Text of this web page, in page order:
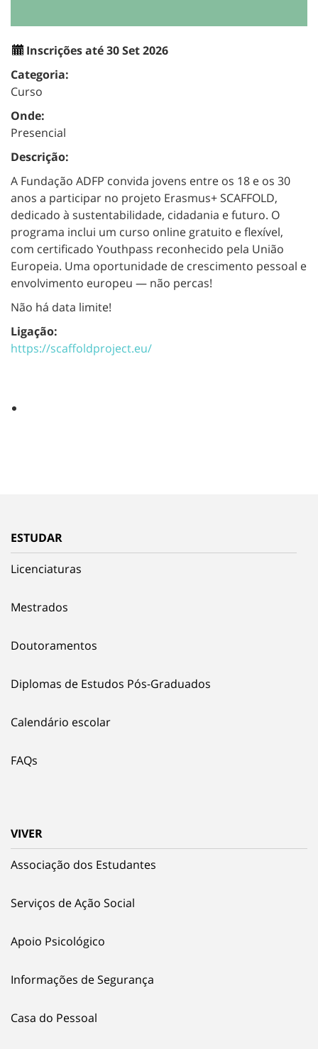
Inscrições até 30 Set 2026
Categoria:
Curso
Onde:
Presencial
Descrição:
A Fundação ADFP convida jovens entre os 18 e os 30
anos a participar no projeto Erasmus+ SCAFFOLD,
dedicado à sustentabilidade, cidadania e futuro. O
programa inclui um curso online gratuito e flexível,
com certificado Youthpass reconhecido pela União
Europeia. Uma oportunidade de crescimento pessoal e
envolvimento europeu — não percas!
Não há data limite!
Ligação:
https://scaffoldproject.eu/
ESTUDAR
Licenciaturas
Mestrados
Doutoramentos
Diplomas de Estudos Pós-Graduados
Calendário escolar
FAQs
VIVER
Associação dos Estudantes
Serviços de Ação Social
Apoio Psicológico
Informações de Segurança
Casa do Pessoal